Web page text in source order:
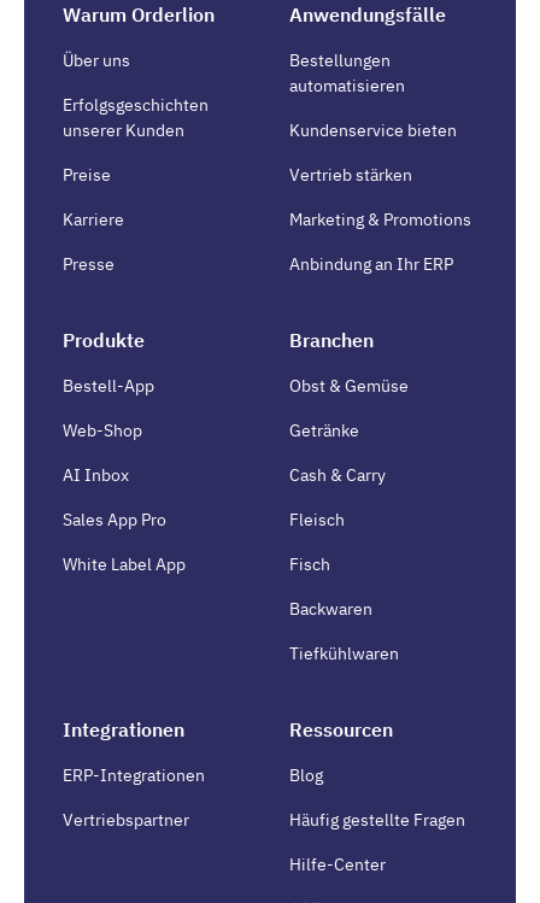
Warum Orderlion
Über uns
Erfolgsgeschichten
unserer Kunden
Preise
Karriere
Presse
Anwendungsfälle
Bestellungen
automatisieren
Kundenservice bieten
Vertrieb stärken
Marketing & Promotions
Anbindung an Ihr ERP
Produkte
Bestell-App
Web-Shop
AI Inbox
Sales App Pro
White Label App
Branchen
Obst & Gemüse
Getränke
Cash & Carry
Fleisch
Fisch
Backwaren
Tiefkühlwaren
Integrationen
ERP-Integrationen
Vertriebspartner
Ressourcen
Blog
Häufig gestellte Fragen
Hilfe-Center